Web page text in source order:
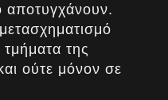
αποτυγχάνουν.
της
ούτε μόνον σε